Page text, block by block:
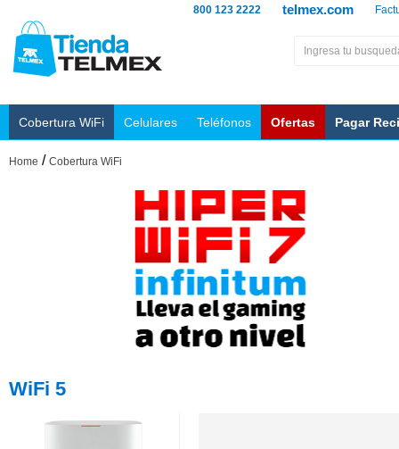
telmex.com
800 123 2222
Cobertura WiFi Celulares Teléfonos Ofertas Pagar
Home / Cobertura WiFi
WiFi 5